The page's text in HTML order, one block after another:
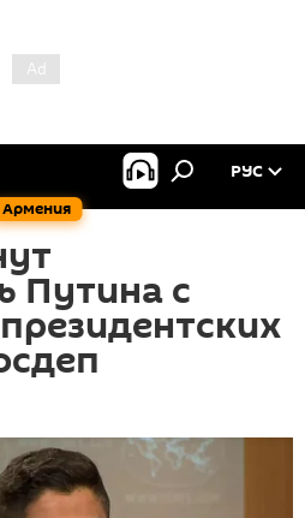
Армения
РУС
Путина с